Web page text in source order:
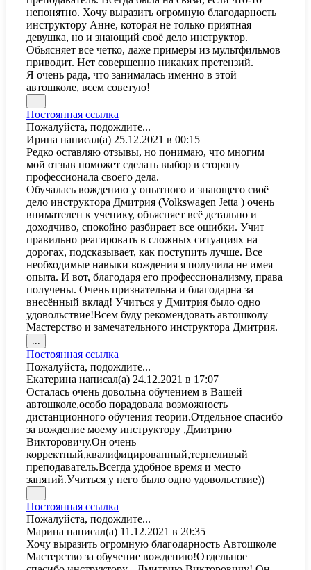
непонятно. Хочу выразить огромную благодарность
инструктору Анне, которая не только приятная
девушка, но и знающий своё дело инструктор.
Обьясняет все четко, даже примеры из мультфильмов
приводит. Нет совершенно никаких претензий.
Я очень рада, что занималась именно в этой
автошколе, всем советую!
этот
метабокс
в
другое
состояние.
Постоянная ссылка
Пожалуйста, подождите...
Ирина написал(а) 25.12.2021 в 00:15
Редко оставляю отзывы, но понимаю, что многим
мой отзыв поможет сделать выбор в сторону
профессионала своего дела.
Обучалась вождению у опытного и знающего своё
дело инструктора Дмитрия (Volkswagen Jetta ) очень
внимателен к ученику, объясняет всё детально и
доходчиво, спокойно разбирает все ошибки. Учит
правильно реагировать в сложных ситуациях на
дорогах, подсказывает, как поступить лучше. Все
необходимые навыки вождения я получила не имея
опыта. И вот, благодаря его профессионализму, права
получены. Очень признательна и благодарна за
внесённый вклад! Учиться у Дмитрия было одно
удовольствие!Всем буду рекомендовать автошколу
Мастерство и замечательного инструктора Дмитрия.
этот
метабокс
в
другое
состояние.
Постоянная ссылка
Пожалуйста, подождите...
Екатерина написал(а) 24.12.2021 в 17:07
Осталась очень довольна обучением в Вашей
автошколе,особо порадовала возможность
дистанционного обучения теории.Отдельное спасибо
за вождение моему инструктору ,Дмитрию
Викторовичу.Он очень
корректный,квалифицированный,терпеливый
преподаватель.Всегда удобное время и место
занятий.Учиться у него было одно удовольствие))
этот
метабокс
в
другое
состояние.
Постоянная ссылка
Пожалуйста, подождите...
Марина написал(а) 11.12.2021 в 20:35
Хочу выразить огромную благодарность Автошколе
Мастерство за обучение вождению!Отдельное